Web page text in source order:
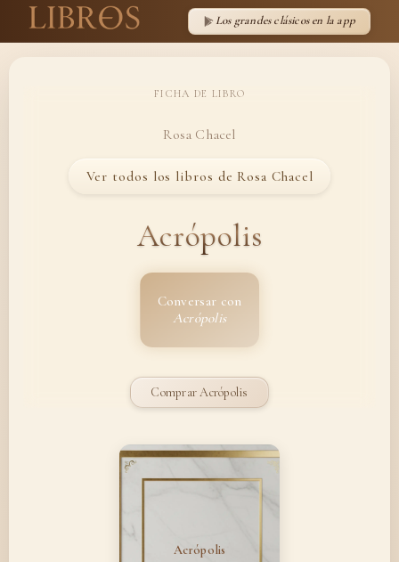
Los grandes clásicos en la app
FICHA DE LIBRO
Rosa Chacel
Ver todos los libros de Rosa Chacel
Acrópolis
Conversar con
Acrópolis
Comprar Acrópolis
Acrópolis